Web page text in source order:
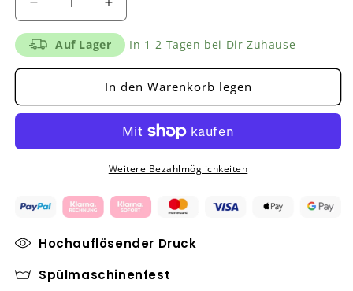
Verringere
die
Menge
für
Glühwein&quot;
Tasse
Erhöhe
die
Menge
für
Glühwein&quot;
Tasse
Auf Lager In 1-2 Tagen bei Dir Zuhause
In den Warenkorb legen
Weitere Bezahlmöglichkeiten
Hochauflösender Druck
Spülmaschinenfest